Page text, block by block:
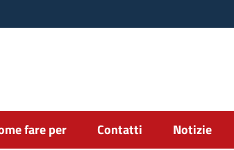
fare per Contatti Notizie